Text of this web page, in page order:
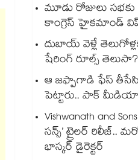
మూడు రోజులు
కాంగ్రెస్ హైకమాండ్
దుబాయ్ వెళ్లే
షేరింగ్‌ రూల్స్ తెలుసా?
ఆ జఫ్పాగాడి ఫేస్
పెట్టారు.. పాక్
Vishwanath and
సన్స్’ ట్రైలర్ రిలీజ్..
భాస్కర్ డైరెక్టర్